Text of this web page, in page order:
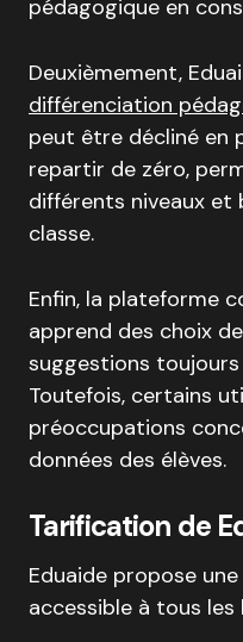
pédagogique en
Deuxièmement,
différenciation
peut être décliné en
repartir de zéro,
différents niveaux et
classe.
Enfin, la plateforme
apprend des choix
suggestions
Toutefois, certains
préoccupations
données des élèves.
Tarification de
Eduaide propose
accessible à tous les